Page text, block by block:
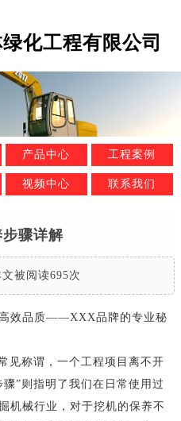
化工程有限公司
产品中心 工程案例
视频中心 联系我们
骤详解
被阅读695次
效品质——XXX品牌的专业秘
见称谓，一个工程项目离不开
”则指明了我们在日常使用过
机械行业，对于挖机的保养不